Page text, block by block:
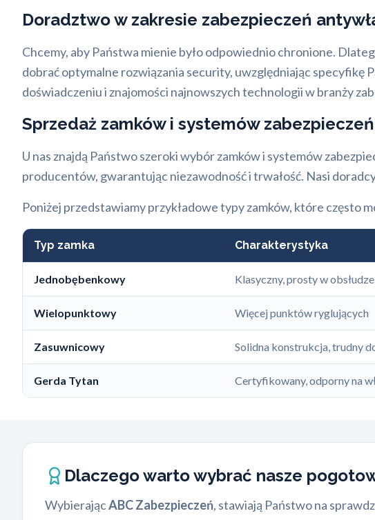
Doradztwo w zakresie zabezpieczeń
Chcemy, aby Państwa mienie było odpowiednio chronione.
dobrać optymalne rozwiązania security, uwzględniając specyfikę
doświadczeniu i znajomości najnowszych technologii w branży
Sprzedaż zamków i systemów zabezpieczeń
U nas znajdą Państwo szeroki wybór zamków i systemów
producentów, gwarantując niezawodność i trwałość. Nasi
Poniżej przedstawiamy przykładowe typy zamków, które często
Typ zamka Charakterystyka
Jednobębenkowy Klasyczny, prosty w obsłudze
Wielopunktowy Więcej punktów ryglujących
Zasuwnicowy Solidna konstrukcja, trudny
Gerda Tytan Certyfikowany, odporny na
Dlaczego warto wybrać nasze
WybierającABC Zabezpieczeń, stawiają Państwo na